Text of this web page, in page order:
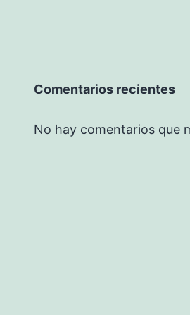
Comentarios recientes
No hay comentarios que